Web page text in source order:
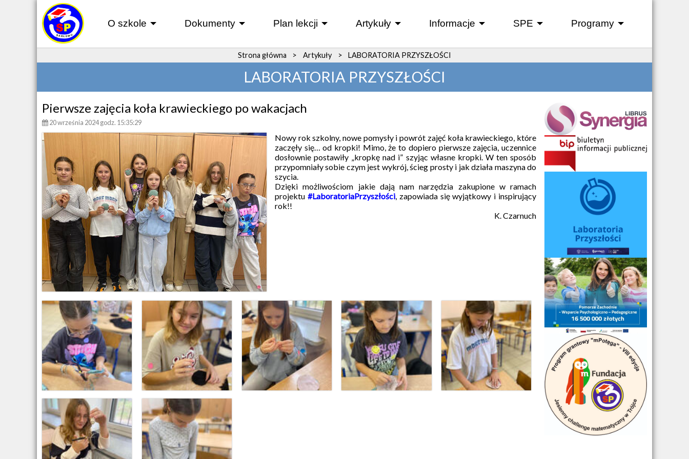
O szkole
Dokumenty
Plan lekcji
Artykuły
Informacje
SPE
Programy
Strona główna > Artykuły > LABORATORIA PRZYSZŁOŚCI
LABORATORIA PRZYSZŁOŚCI
Pierwsze zajęcia koła krawieckiego po wakacjach
20 września 2024 godz. 15:35:29
Nowy rok szkolny, nowe pomysły i powrót zajęć koła krawieckiego, które
zaczęły się… od kropki! Mimo, że to dopiero pierwsze zajęcia, uczennice
dosłownie postawiły „kropkę nad i” szyjąc własne kropki. W ten sposób
przypomniały sobie czym jest wykrój, ścieg prosty i jak działa maszyna do
szycia.
Dzięki możliwościom jakie dają nam narzędzia zakupione w ramach
projektu #LaboratoriaPrzyszłości, zapowiada się wyjątkowy i inspirujący
rok!!
K. Czarnuch